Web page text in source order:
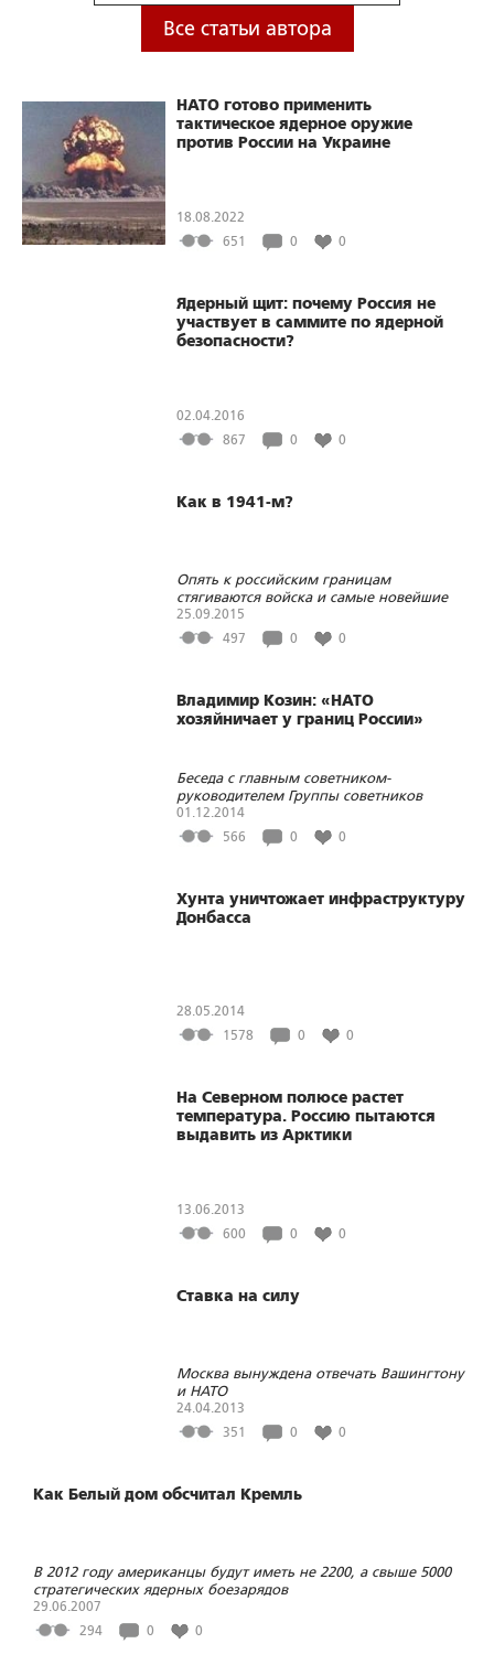
Все статьи автора
НАТО готово применить
тактическое ядерное оружие
против России на Украине
18.08.2022
651
0 0
Ядерный щит: почему Россия не
участвует в саммите по ядерной
безопасности?
02.04.2016
867
0 0
Как в 1941-м?
Опять к российским границам
стягиваются войска и самые новейшие
вооружения
25.09.2015
497
0 0
Владимир Козин: «НАТО
хозяйничает у границ России»
Беседа с главным советником-
руководителем Группы советников
директора РИСИ, профессором
Академии военных наук
01.12.2014
566
0 0
Хунта уничтожает инфраструктуру
Донбасса
28.05.2014
1578
0 0
На Северном полюсе растет
температура. Россию пытаются
выдавить из Арктики
13.06.2013
600
0 0
Ставка на силу
Москва вынуждена отвечать Вашингтону
и НАТО
24.04.2013
351
0 0
Как Белый дом обсчитал Кремль
В 2012 году американцы будут иметь не 2200, а свыше 5000
стратегических ядерных боезарядов
29.06.2007
294
0 0